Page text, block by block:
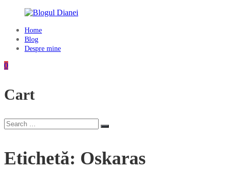
content
Blogul
Dianei
Blognotes
călătorii
și
finețuri
Home
Blog
Despre mine
0
Cart
Search
for:
Search
Etichetă: Oskaras